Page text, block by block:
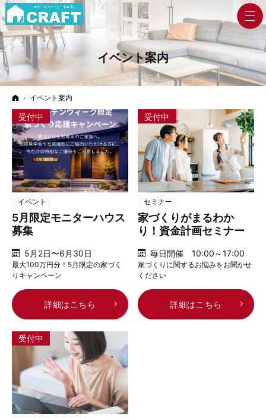
イベント案内
ホーム
イベント案内
受付中
イベント
5月限定モニターハウス
募集
5月2日〜6月30日
最大100万円分！5月限定の家づく
りキャンペーン
詳細はこちら
受付中
セミナー
家づくりがまるわか
り！資金計画セミナー
毎日開催 10:00～17:00
家づくりに関するお悩みをお聞かせ
ください
詳細はこちら
受付中